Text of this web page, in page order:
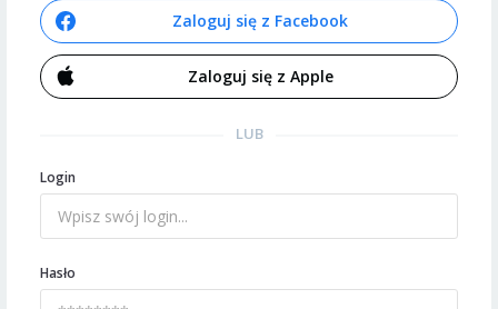
Zaloguj się z Facebook
Zaloguj się z Apple
LUB
Login
Hasło